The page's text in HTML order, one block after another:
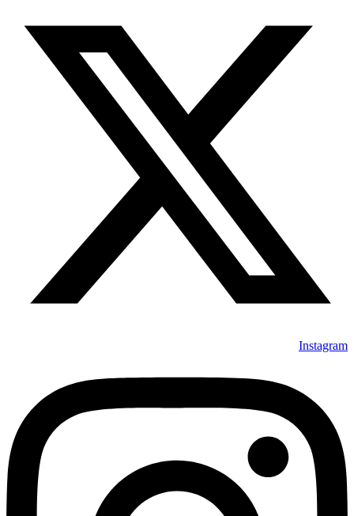
Instagram